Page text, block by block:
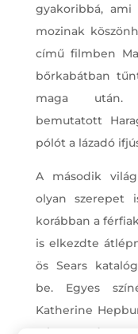
gyakoribbá,
mozinak
című filmben
bőrkabátban
maga után.
bemutatott
pólót a lázadó
A második
olyan szerepet
korábban a
is elkezdte
ös Sears
be. Egyes
Katherine